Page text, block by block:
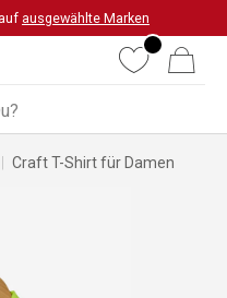
ausgewählte Marken
WunschlisteWarenkorb
Craft T-Shirt für Damen